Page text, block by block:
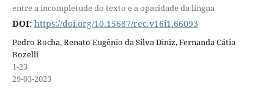
entre a incompletude do texto e a opacidade da língua
DOI: https://doi.org/10.15687/rec.v16i1.66093
Pedro Rocha, Renato Eugênio da Silva Diniz, Fernanda Cátia
Bozelli
1-23
29-03-2023